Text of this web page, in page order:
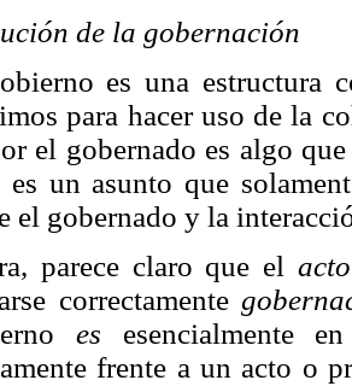
de la gobernación
es una estructura
para hacer uso de la
el gobernado es algo
es un asunto que
el gobernado y la
parece claro que elacto
correctamente
es esencialmente
frente a un acto o